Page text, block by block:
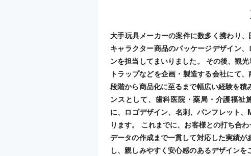
大手玩具メーカーの案件に数多く携わり
キャラクター商品のパッケージデザイン
ンを担当してまいりました。 その後、観
トラップなどを企画・製造する会社にて
段階から商品化に至るまで幅広い経験を積
ンスとして、歯科医院・薬局・介護福祉
に、ロゴデザイン、名刺、パンフレット
ります。 これまでに、お客様との打ち合
データの作成まで一貫して対応した実績が
し、親しみやすく安心感のあるデザイン